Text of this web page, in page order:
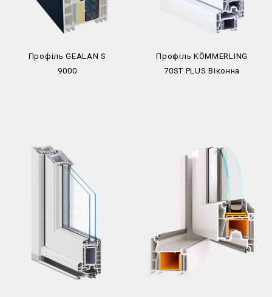
Профіль GEALAN S
9000
Профіль KÖMMERLING
70ST PLUS Віконна